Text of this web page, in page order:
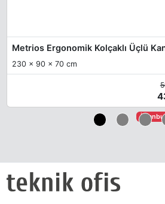
Metrios Ergonomik Kolçaklı Üçlü
230 x 90 x 70 cm